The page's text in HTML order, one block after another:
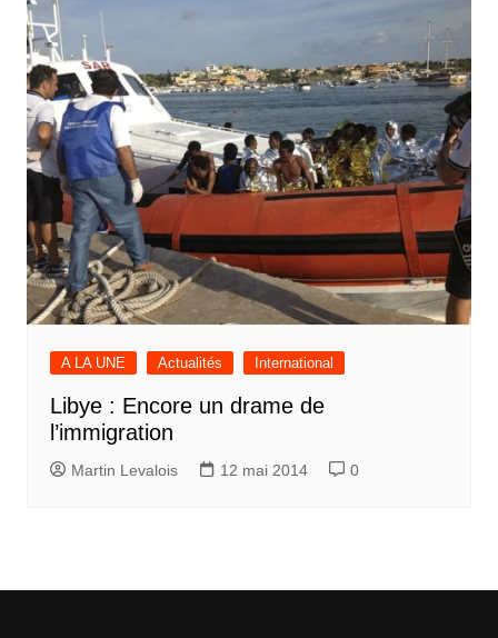
A LA UNE Actualités International
Libye : Encore un drame de
l’immigration
Martin Levalois 12 mai 2014 0